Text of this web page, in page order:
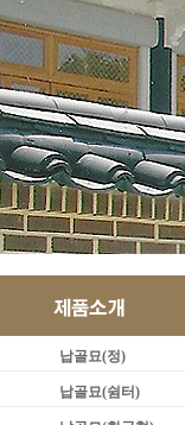
납골묘(정)
납골묘(쉼터)